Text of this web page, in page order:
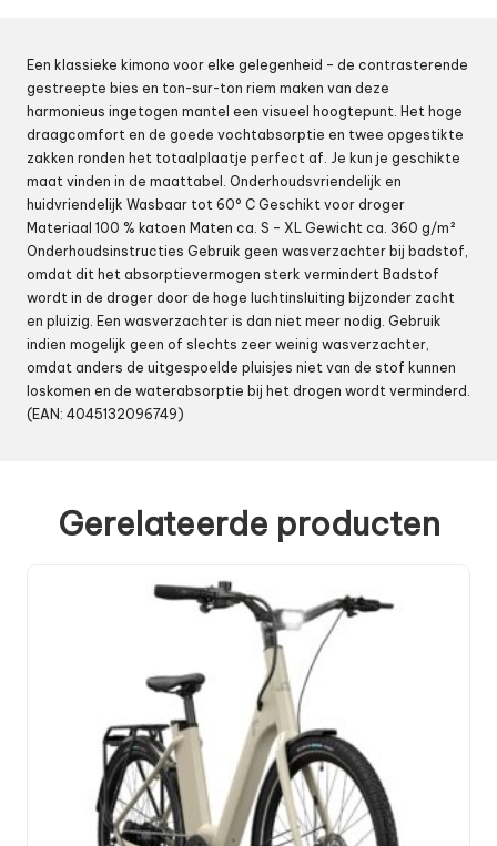
Een klassieke kimono voor elke gelegenheid – de contrasterende
gestreepte bies en ton-sur-ton riem maken van deze
harmonieus ingetogen mantel een visueel hoogtepunt. Het hoge
draagcomfort en de goede vochtabsorptie en twee opgestikte
zakken ronden het totaalplaatje perfect af. Je kun je geschikte
maat vinden in de maattabel. Onderhoudsvriendelijk en
huidvriendelijk Wasbaar tot 60° C Geschikt voor droger
Materiaal 100 % katoen Maten ca. S – XL Gewicht ca. 360 g/m²
Onderhoudsinstructies Gebruik geen wasverzachter bij badstof,
omdat dit het absorptievermogen sterk vermindert Badstof
wordt in de droger door de hoge luchtinsluiting bijzonder zacht
en pluizig. Een wasverzachter is dan niet meer nodig. Gebruik
indien mogelijk geen of slechts zeer weinig wasverzachter,
omdat anders de uitgespoelde pluisjes niet van de stof kunnen
loskomen en de waterabsorptie bij het drogen wordt verminderd.
(EAN: 4045132096749)
Gerelateerde producten